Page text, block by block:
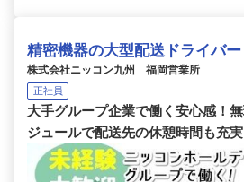
精密機器の大型配送ドライバー
株式会社ニッコン九州 福岡営業所
正社員
大手グループ企業で働く安心感！
ジュールで配送先の休憩時間も充実